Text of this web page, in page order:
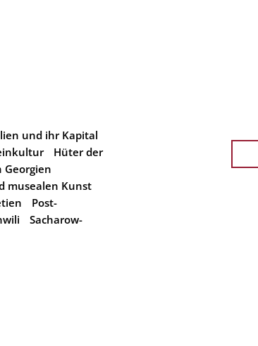
und ihr Kapital
Hüter der
Georgien
musealen Kunst
Post-
Sacharow-